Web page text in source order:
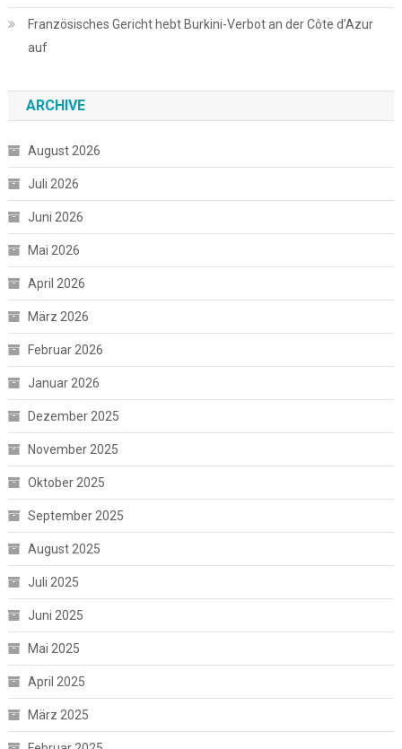
Französisches Gericht hebt Burkini-Verbot an der Côte d’Azur
auf
ARCHIVE
August 2026
Juli 2026
Juni 2026
Mai 2026
April 2026
März 2026
Februar 2026
Januar 2026
Dezember 2025
November 2025
Oktober 2025
September 2025
August 2025
Juli 2025
Juni 2025
Mai 2025
April 2025
März 2025